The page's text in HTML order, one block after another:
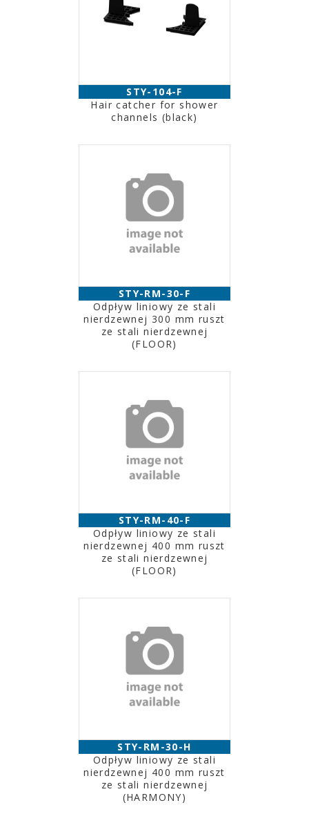
STY-104-F
Hair catcher for shower
channels (black)
STY-RM-30-F
Odpływ liniowy ze stali
nierdzewnej 300 mm ruszt
ze stali nierdzewnej
(FLOOR)
STY-RM-40-F
Odpływ liniowy ze stali
nierdzewnej 400 mm ruszt
ze stali nierdzewnej
(FLOOR)
STY-RM-30-H
Odpływ liniowy ze stali
nierdzewnej 400 mm ruszt
ze stali nierdzewnej
(HARMONY)